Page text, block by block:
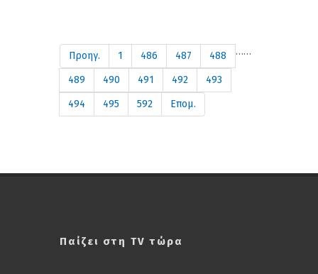
Προηγ. 1 …
486 487
488
489
490 491 492
493
494
495
…
592 Επομ.
Παίζει στη TV τώρα